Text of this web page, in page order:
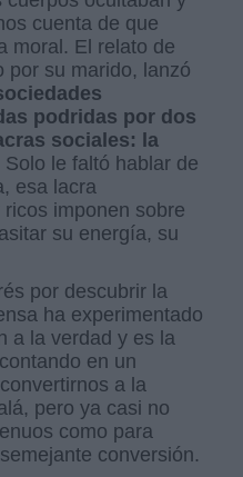
cuenta de que
moral. El relato de
por su marido, lanzó
podridas por dos
sociales: la
Solo le faltó hablar de
esa lacra
imponen sobre
su energía, su
por descubrir la
ha experimentado
a la verdad y es la
en un
a la
pero ya casi no
como para
conversión.